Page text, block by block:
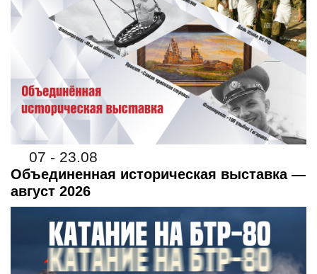
07 - 23.08
Объединенная историческая выставка —
август 2026